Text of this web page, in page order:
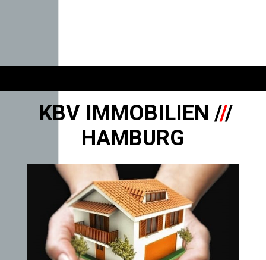
KBV IMMOBILIEN ///
HAMBURG